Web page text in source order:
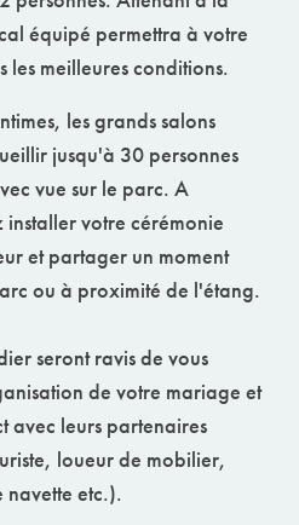
équipé permettra à votre
meilleures conditions.
les grands salons
jusqu'à 30 personnes
vue sur le parc. A
votre cérémonie
et partager un moment
ou à proximité de l'étang.
seront ravis de vous
de votre mariage et
avec leurs partenaires
loueur de mobilier,
etc.).